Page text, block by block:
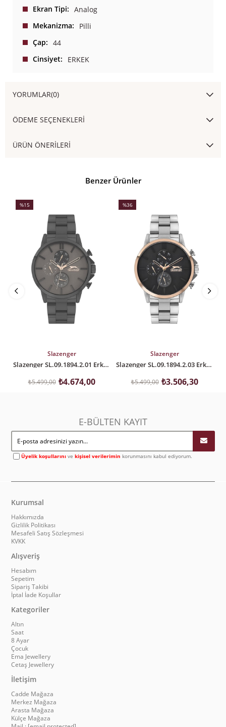
Ekran Tipi
Analog
Mekanizma
Pilli
Çap
44
Cinsiyet
ERKEK
YORUMLAR(0)
ÖDEME SEÇENEKLERI
ÜRÜN ÖNERILERI
Benzer Ürünler
SEPETE EKLE
%15
Slazenger
Slazenger SL.09.1894.2.01 Erkek Kol Saati
₺4.674,00
₺5.499,00
SEPETE EKLE
%36
Slazenger
Slazenger SL.09.1894.2.03 Erkek Kol Saati
₺3.506,30
₺5.499,00
E-BÜLTEN KAYIT
Üyelik koşullarını vekişisel verilerimin korunmasını kabul ediyorum.
Kurumsal
Hakkımızda
Gizlilik Politikası
Mesafeli Satış Sözleşmesi
KVKK
Alışveriş
Hesabım
Sepetim
Sipariş Takibi
İptal İade Koşullar
Kategoriler
Altın
Saat
8 Ayar
Çocuk
Ema Jewellery
Cetaş Jewellery
İletişim
Cadde Mağaza
Merkez Mağaza
Arasta Mağaza
Külçe Mağaza